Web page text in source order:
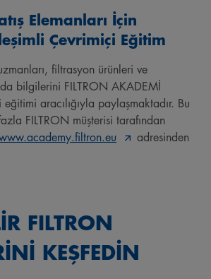
Elemanları İçin
Çevrimiçi Eğitim
filtrasyon ürünleri ve
bilgilerini FILTRON AKADEMİ
aracılığıyla paylaşmaktadır. Bu
FILTRON müşterisi tarafından
adresinden
FILTRON
KEŞFEDİN